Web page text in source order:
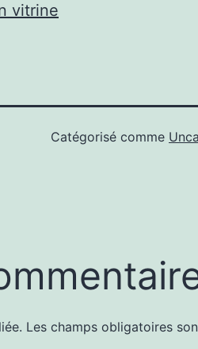
vitrine
Catégorisé comme
Les champs obligatoires